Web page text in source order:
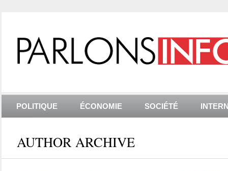
POLITIQUE ÉCONOMIE SOCIÉTÉ
AUTHOR ARCHIVE